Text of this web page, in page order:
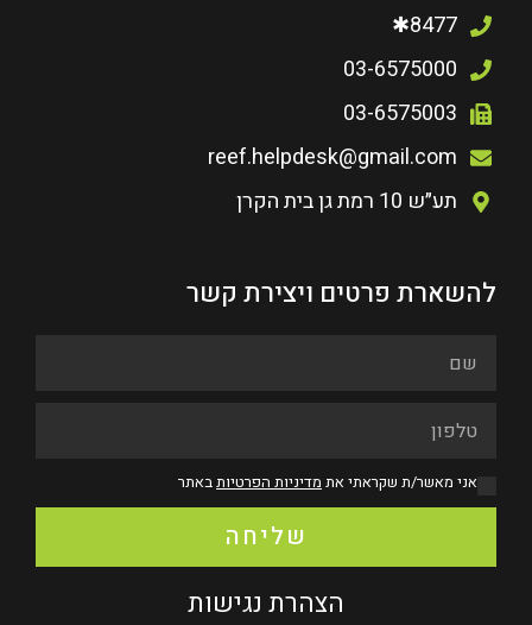
8477✱
03-6575000
03-6575003
reef.helpdesk@gmail.com
תע״ש 10 רמת גן בית הקרן
להשארת פרטים ויצירת קשר
אני מאשר/ת שקראתי את מדיניות הפרטיותבאתר
שליחה
הצהרת נגישות